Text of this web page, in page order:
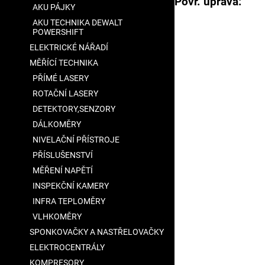
AKU PÁJKY
AKU TECHNIKA DEWALT
POWERSHIFT
ELEKTRICKÉ NÁŘADÍ
MĚŘÍCÍ TECHNIKA
PŘÍMÉ LASERY
ROTAČNÍ LASERY
DETEKTORY,SENZORY
DÁLKOMĚRY
NIVELAČNÍ PŘÍSTROJE
PŘÍSLUŠENSTVÍ
MĚŘENÍ NAPĚTÍ
INSPEKČNÍ KAMERY
INFRA TEPLOMĚRY
VLHKOMĚRY
SPONKOVAČKY A NASTŘELOVAČKY
ELEKTROCENTRÁLY
KOMPRESORY